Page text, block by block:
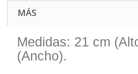
MÁS
Medidas: 21 cm
(Ancho).